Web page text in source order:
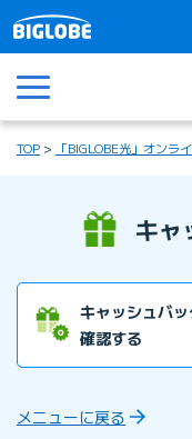
メニュー
TOP 「BIGLOBE光」オンラ
キャ
キャッシュバ
確認する
時期・方法・期限を知
メニューに戻る